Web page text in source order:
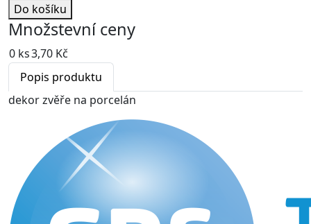
Do košíku
Množstevní ceny
0 ks3,70 Kč
Popis produktu
dekor zvěře na porcelán